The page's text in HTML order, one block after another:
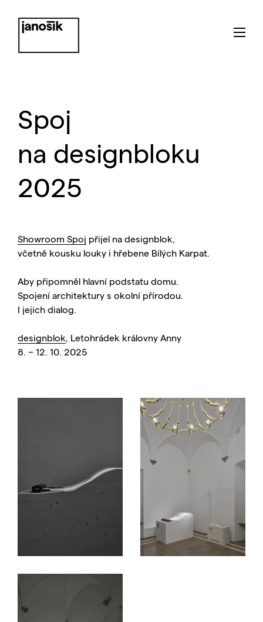
Spoj
na designbloku
2025
Showroom Spoj přijel na designblok,
včetně kousku louky i hřebene Bílých Karpat.
Aby připomněl hlavní podstatu domu.
Spojení architektury s okolní přírodou.
I jejich dialog.
designblok, Letohrádek královny Anny
8. – 12. 10. 2025